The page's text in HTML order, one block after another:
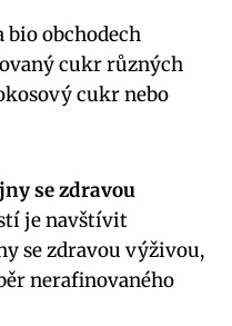
bio obchodech
cukr různých
cukr nebo
se zdravou
je navštívit
se zdravou výživou,
nerafinovaného